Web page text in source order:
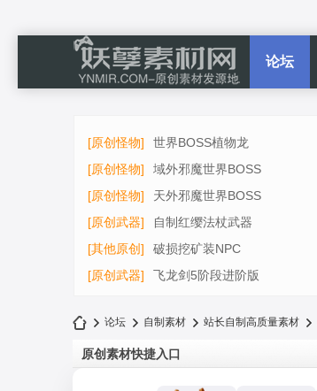
论坛
[原创怪物]
世界BOSS植物龙
[原创怪物]
域外邪魔世界BOSS
[原创怪物]
天外邪魔世界BOSS
[原创武器]
自制红缨法杖武器
[其他原创]
破损挖矿装NPC
[原创武器]
飞龙剑5阶段进阶版
论坛 自制素材 站长自制高质量素材
原创素材快捷入口